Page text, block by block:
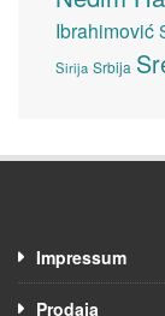
Ibrahimović
Sirija Srbija
Impressum
Prodaja